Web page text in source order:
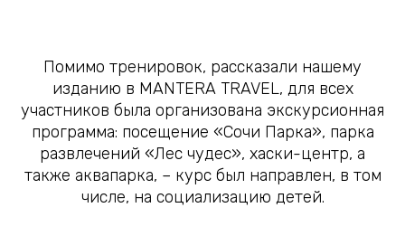
Помимо тренировок, рассказали нашему
изданию в MANTERA TRAVEL, для всех
участников была организована экскурсионная
программа: посещение «Сочи Парка», парка
развлечений «Лес чудес», хаски-центр, а
также аквапарка, – курс был направлен, в том
числе, на социализацию детей.